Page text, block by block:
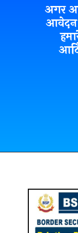
अगर
आवेदन